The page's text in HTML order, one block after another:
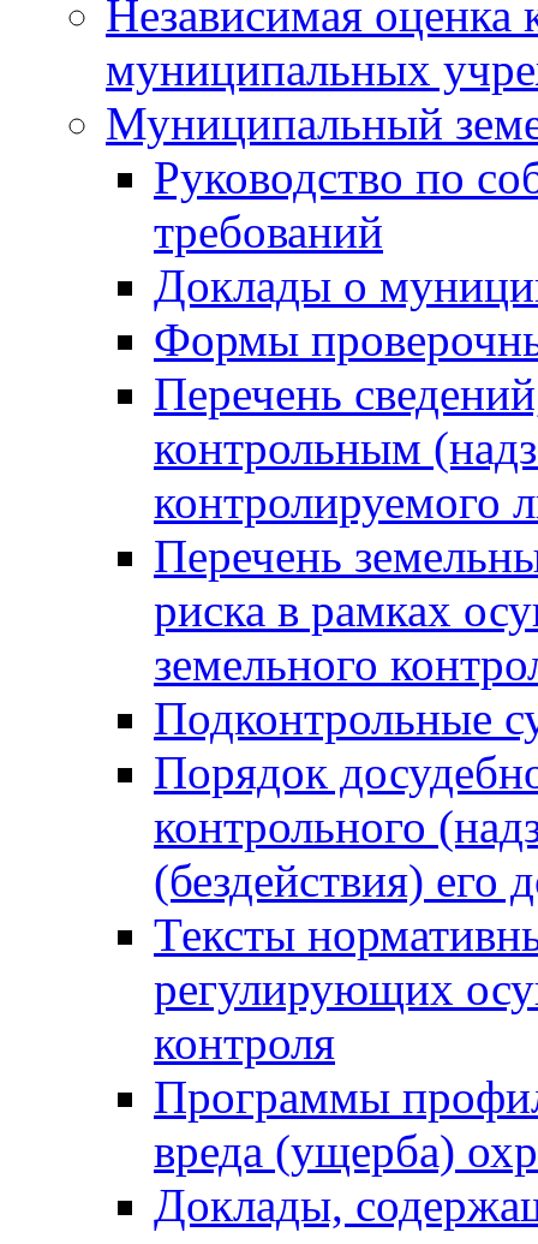
Независимая оценка
муниципальных
Муниципальный
Руководство по
требований
Доклады о
Формы
Перечень
контрольным
контролируемого
Перечень
риска в рамках
земельного
Подконтрольные
Порядок
контрольного
(бездействия)
Тексты
регулирующих
контроля
Программы
вреда (ущерба)
Доклады,